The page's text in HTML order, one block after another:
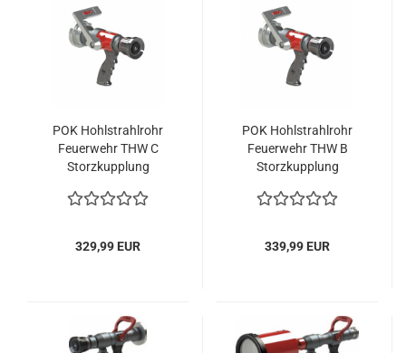
POK Hohlstrahlrohr
Feuerwehr THW C
Storzkupplung
329,99 EUR
POK Hohlstrahlrohr
Feuerwehr THW B
Storzkupplung
339,99 EUR